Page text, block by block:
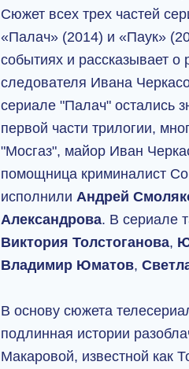
Сюжет всех трех частей
«Палач» (2014) и «Паук»
событиях и рассказывает о
следователя Ивана
сериале "Палач" остались
первой части трилогии,
"Мосгаз", майор Иван
помощница криминалист
исполнили Андрей
Александрова. В сериале
Виктория Толстоганова,
Владимир Юматов,
В основу сюжета
подлинная истории
Макаровой, известной как